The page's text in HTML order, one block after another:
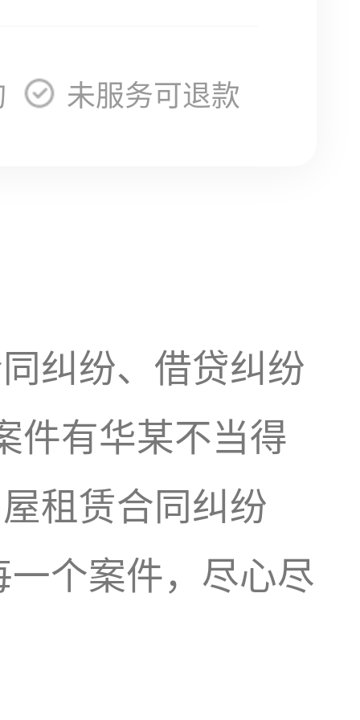
未服务可退款
纠纷、借贷纠纷
件有华某不当得
租赁合同纠纷
个案件，尽心尽